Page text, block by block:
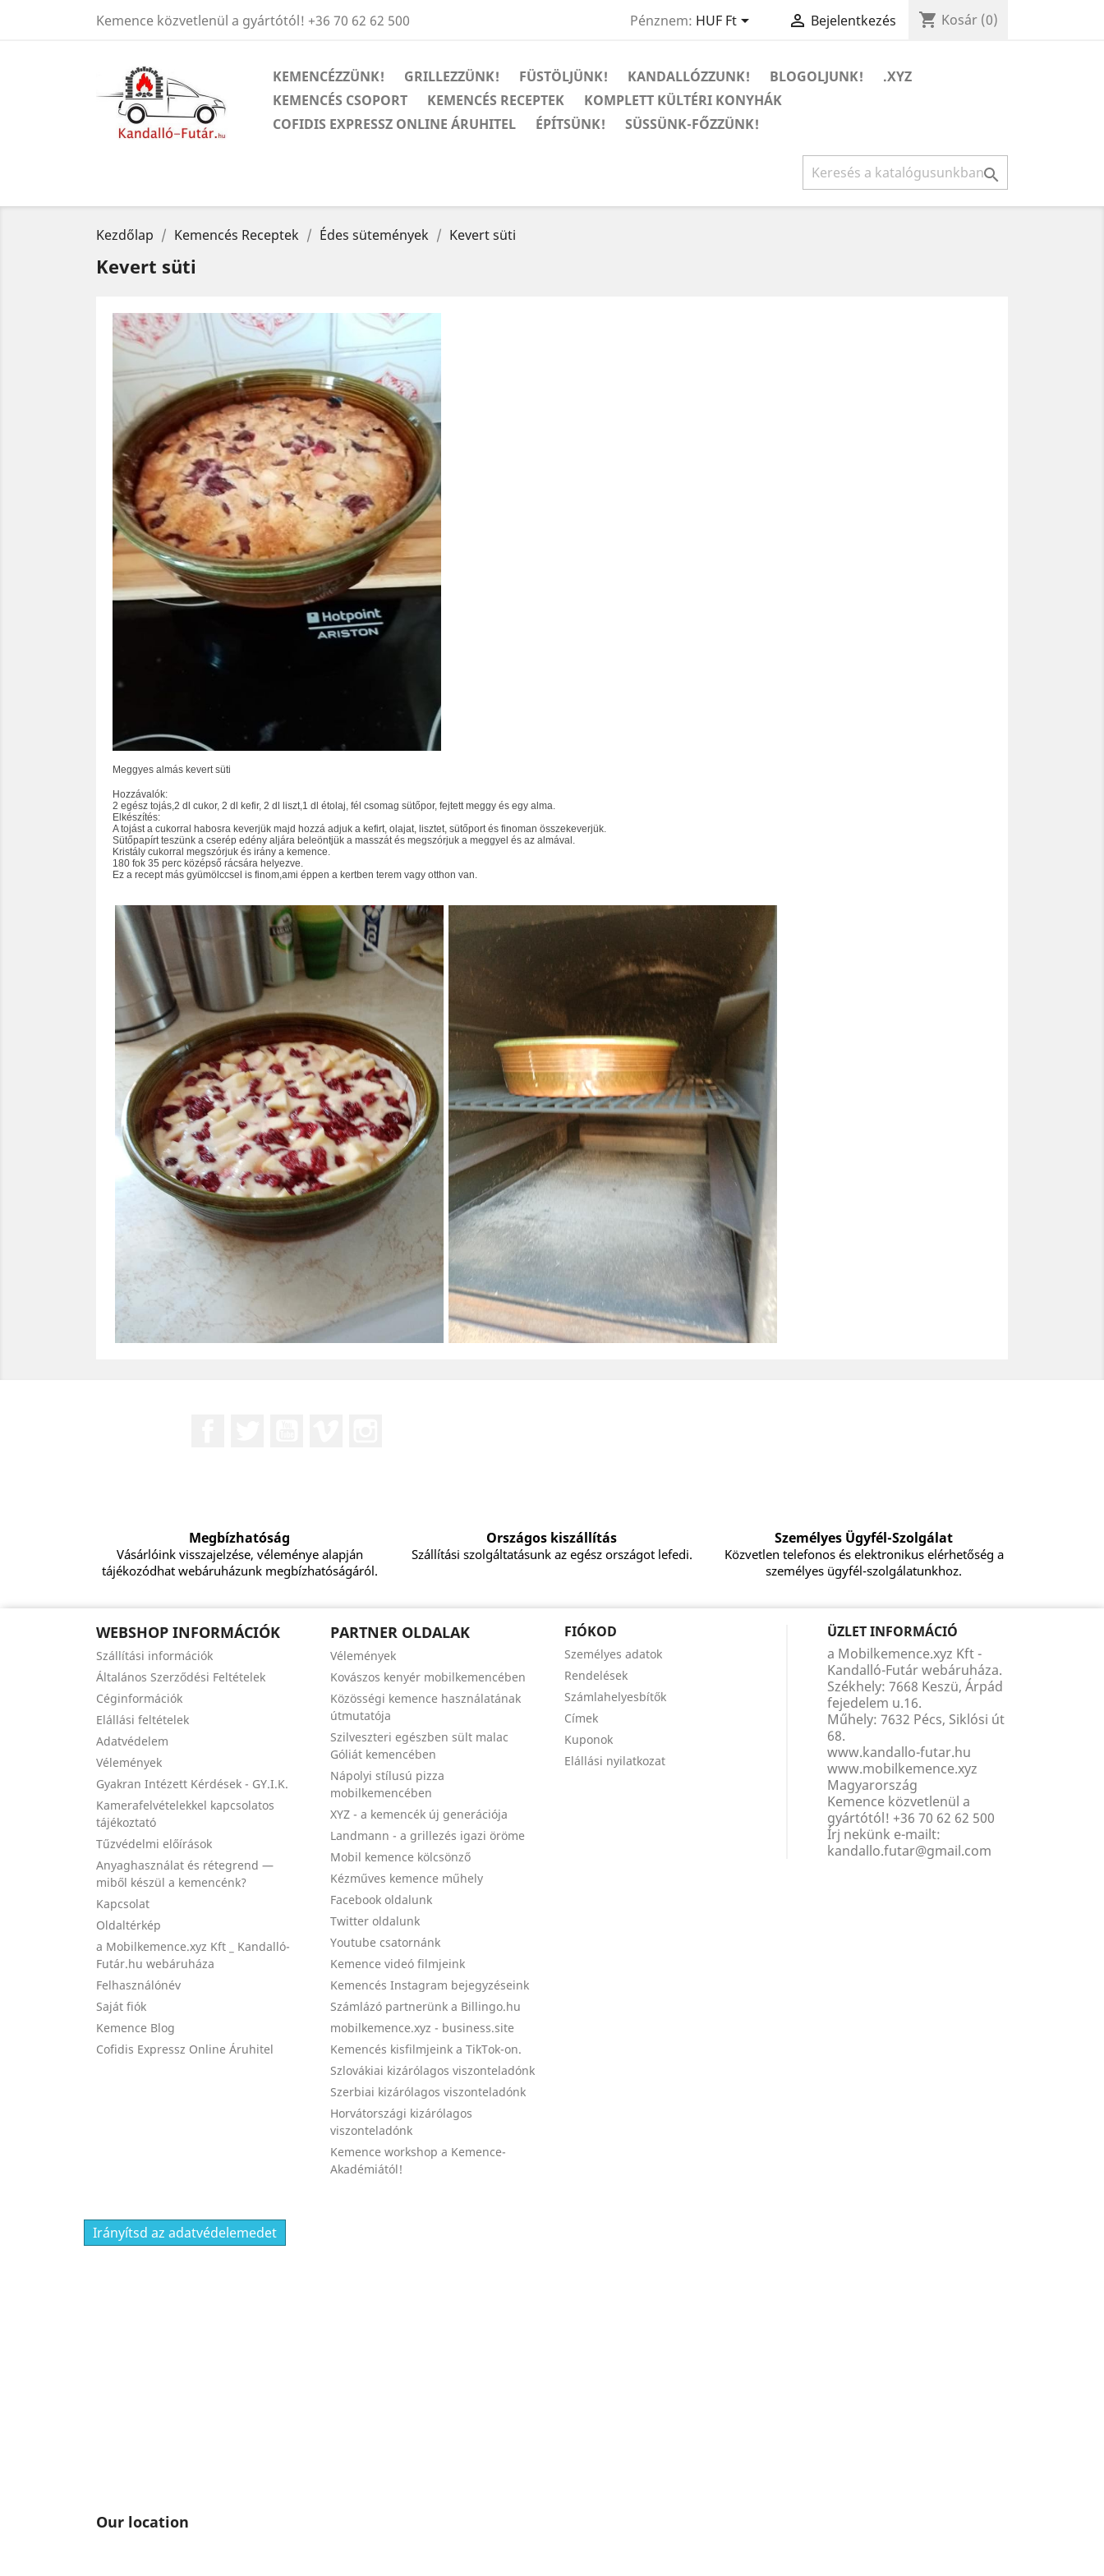
Kemence közvetlenül a gyártótól! +36 70 62 62 500 Pénznem: HUF Ft  Bejelentkezés shopping_cart Kosár (0)
KEMENCÉZZÜNK! GRILLEZZÜNK! FÜSTÖLJÜNK! KANDALLÓZZUNK! BLOGOLJUNK!
.XYZ
KEMENCÉS CSOPORT
KEMENCÉS RECEPTEK
KOMPLETT KÜLTÉRI KONYHÁK
COFIDIS EXPRESSZ ONLINE ÁRUHITEL
ÉPÍTSÜNK! SÜSSÜNK-FŐZZÜNK!

Kezdőlap Kemencés Receptek Édes sütemények Kevert süti
Kevert süti
Meggyes almás kevert süti
Hozzávalók:
2 egész tojás,2 dl cukor, 2 dl kefir, 2 dl liszt,1 dl étolaj, fél csomag sütőpor, fejtett meggy és egy alma.
Elkészítés:
A tojást a cukorral habosra keverjük majd hozzá adjuk a kefirt, olajat, lisztet, sütőport és finoman összekeverjük.
Sütőpapírt teszünk a cserép edény aljára beleöntjük a masszát és megszórjuk a meggyel és az almával.
Kristály cukorral megszórjuk és irány a kemence.
180 fok 35 perc középső rácsára helyezve.
Ez a recept más gyümölccsel is finom,ami éppen a kertben terem vagy otthon van.
Megbízhatóság
Vásárlóink visszajelzése, véleménye alapján
tájékozódhat webáruházunk megbízhatóságáról.
Országos kiszállítás
Szállítási szolgáltatásunk az egész országot lefedi.
Személyes Ügyfél-Szolgálat
Közvetlen telefonos és elektronikus elérhetőség a
személyes ügyfél-szolgálatunkhoz.
WEBSHOP INFORMÁCIÓK
Szállítási információk
Általános Szerződési Feltételek
Céginformációk
Elállási feltételek
Adatvédelem
Vélemények
Gyakran Intézett Kérdések - GY.I.K.
Kamerafelvételekkel kapcsolatos
tájékoztató
Tűzvédelmi előírások
Anyaghasználat és rétegrend —
miből készül a kemencénk?
Kapcsolat
Oldaltérkép
a Mobilkemence.xyz Kft _ Kandalló-
Futár.hu webáruháza
Felhasználónév
Saját fiók
Kemence Blog
Cofidis Expressz Online Áruhitel
PARTNER OLDALAK
Vélemények
Kovászos kenyér mobilkemencében
Közösségi kemence használatának
útmutatója
Szilveszteri egészben sült malac
Góliát kemencében
Nápolyi stílusú pizza
mobilkemencében
XYZ - a kemencék új generációja
Landmann - a grillezés igazi öröme
Mobil kemence kölcsönző
Kézműves kemence műhely
Facebook oldalunk
Twitter oldalunk
Youtube csatornánk
Kemence videó filmjeink
Kemencés Instagram bejegyzéseink
Számlázó partnerünk a Billingo.hu
mobilkemence.xyz - business.site
Kemencés kisfilmjeink a TikTok-on.
Szlovákiai kizárólagos viszonteladónk
Szerbiai kizárólagos viszonteladónk
Horvátországi kizárólagos
viszonteladónk
Kemence workshop a Kemence-
Akadémiától!
FIÓKOD
Személyes adatok
Rendelések
Számlahelyesbítők
Címek
Kuponok
Elállási nyilatkozat
ÜZLET INFORMÁCIÓ
a Mobilkemence.xyz Kft -
Kandalló-Futár webáruháza.
Székhely: 7668 Keszü, Árpád
fejedelem u.16.
Műhely: 7632 Pécs, Siklósi út
68.
www.kandallo-futar.hu
www.mobilkemence.xyz
Magyarország
Kemence közvetlenül a
gyártótól! +36 70 62 62 500
Írj nekünk e-mailt:
kandallo.futar@gmail.com
Irányítsd az adatvédelemedet
Our location